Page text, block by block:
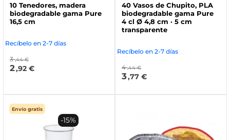
10 Tenedores, madera
biodegradable gama Pure
16,5 cm
Recíbelo en 2-7 días
3 ,44 €
2,92 €
40 Vasos de Chupito, PLA
biodegradable gama Pure
4 cl Ø 4,8 cm · 5 cm
transparente
Recíbelo en 2-7 días
4 ,44 €
3,77 €
Envío gratis
-15%